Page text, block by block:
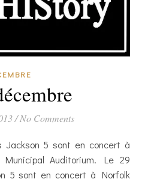
/ No Comments
Municipal Auditorium. Le 29
5 sont en concert à Norfolk